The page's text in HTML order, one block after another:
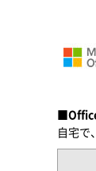
自宅で